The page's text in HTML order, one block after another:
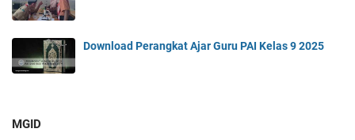
Download Perangkat Ajar Guru PAI Kelas 9 2025
MGID